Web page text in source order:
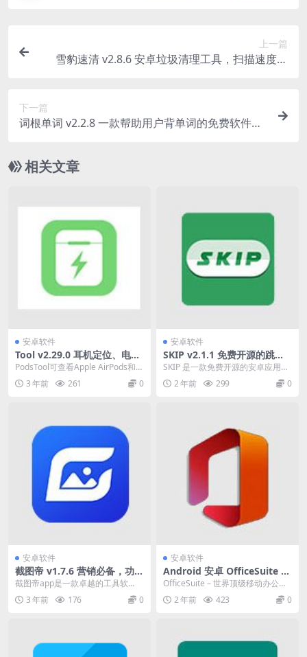
上一篇
雪豹速清 v2.8.6 安卓垃圾清理工具，扫描速度超
下一篇
词根单词 v2.2.8 一款帮助用户背单词的免费软件解
相关文章
安卓软件
Tool v2.29.0 耳机定位、电
量、弹窗设置，去更新解锁专
业版
PodsTool可查看Apple AirPods和B
eats蓝牙耳机电量与华强北...
3 年前 261 0
安卓软件
SKIP v2.1.1 免费开源的跳过A
PP开屏广告软件
SKIP 是一款免费开源的安卓应用，
旨在利用 Android 无障碍服务帮助
用户...2 年前 299 0
安卓软件
截图帝 v1.7.6 营销必备，功能
强大，截图与图片处理，解锁
高级版
截图帝app是一款卓越的工具软
件，为用户提供精湛的截图与图片
处理功能。它轻松实现...
3 年前 176 0
安卓软件
Android 安卓 OfficeSuite v1
4.3.51248 解锁免广告高级版
OfficeSuite – 世界顶级移动办公软
件！Google Play商店下载...
2 年前 423 0